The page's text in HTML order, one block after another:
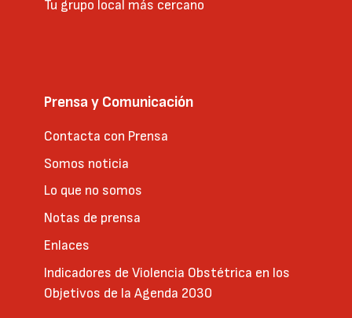
Tu grupo local más cercano
Prensa y Comunicación
Contacta con Prensa
Somos noticia
Lo que no somos
Notas de prensa
Enlaces
Indicadores de Violencia Obstétrica en los
Objetivos de la Agenda 2030